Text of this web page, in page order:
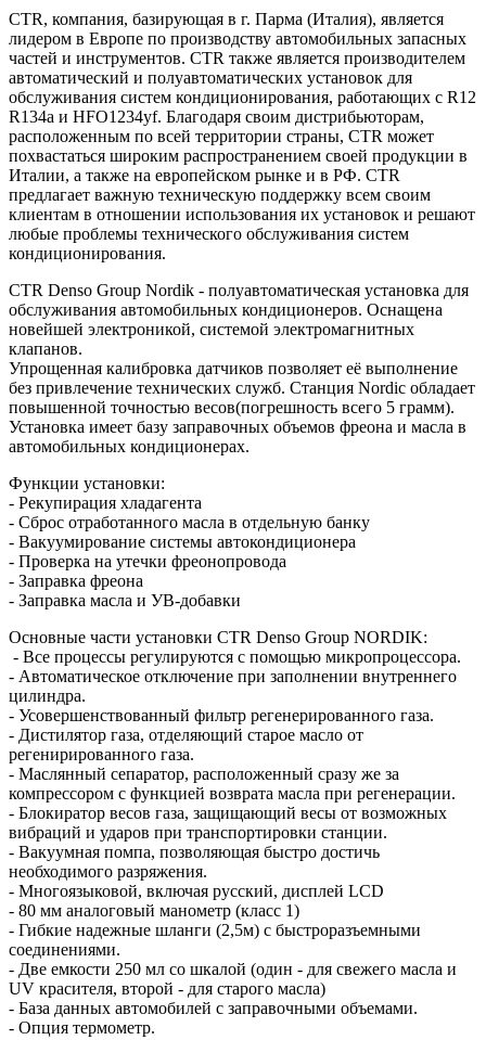
CTR, компания, базирующая в г. Парма (Италия), является
лидером в Европе по производству автомобильных запасных
частей и инструментов. CTR также является производителем
автоматический и полуавтоматических установок для
обслуживания систем кондиционирования, работающих с R12
R134a и HFO1234yf. Благодаря своим дистрибьюторам,
расположенным по всей территории страны, CTR может
похвастаться широким распространением своей продукции в
Италии, а также на европейском рынке и в РФ. CTR
предлагает важную техническую поддержку всем своим
клиентам в отношении использования их установок и решают
любые проблемы технического обслуживания систем
кондиционирования.
CTR Denso Group Nordik - полуавтоматическая установка для
обслуживания автомобильных кондиционеров. Оснащена
новейшей электроникой, системой электромагнитных
клапанов.
Упрощенная калибровка датчиков позволяет её выполнение
без привлечение технических служб. Станция Nordic обладает
повышенной точностью весов(погрешность всего 5 грамм).
Установка имеет базу заправочных объемов фреона и масла в
автомобильных кондиционерах.
Функции установки:
- Рекупирация хладагента
- Сброс отработанного масла в отдельную банку
- Вакуумирование системы автокондиционера
- Проверка на утечки фреонопровода
- Заправка фреона
- Заправка масла и УВ-добавки
Основные части установки CTR Denso Group NORDIK:
- Все процессы регулируются с помощью микропроцессора.
- Автоматическое отключение при заполнении внутреннего
цилиндра.
- Усовершенствованный фильтр регенерированного газа.
- Дистилятор газа, отделяющий старое масло от
регенирированного газа.
- Маслянный сепаратор, расположенный сразу же за
компрессором с функцией возврата масла при регенерации.
- Блокиратор весов газа, защищающий весы от возможных
вибраций и ударов при транспортировки станции.
- Вакуумная помпа, позволяющая быстро достичь
необходимого разряжения.
- Многоязыковой, включая русский, дисплей LCD
- 80 мм аналоговый манометр (класс 1)
- Гибкие надежные шланги (2,5м) с быстроразъемными
соединениями.
- Две емкости 250 мл со шкалой (один - для свежего масла и
UV красителя, второй - для старого масла)
- База данных автомобилей с заправочными объемами.
- Опция термометр.